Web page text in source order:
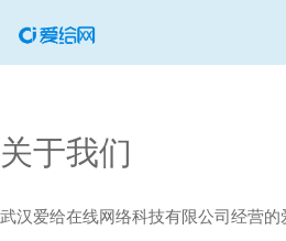
关于我们
武汉爱给在线网络科技有限公司经营